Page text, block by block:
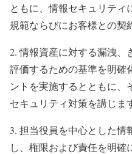
ともに、情報セキュリテ
規範ならびにお客様との契
2. 情報資産に対する漏洩、
評価するための基準を明確
ントを実施するとともに、
セキュリティ対策を講じま
3. 担当役員を中心とした
し、権限および責任を明